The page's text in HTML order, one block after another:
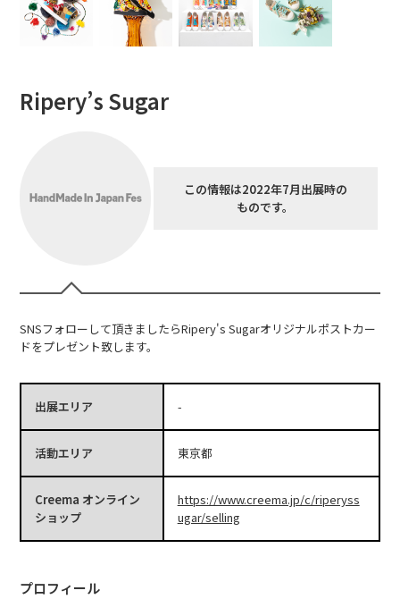
Ripery’s Sugar
この情報は2022年7月出展時の
ものです。
SNSフォローして頂きましたらRipery's Sugarオリジナルポストカー
ドをプレゼント致します。
出展エリア -
活動エリア 東京都
Creema オンライン
ショップ
https://www.creema.jp/c/riperyss
ugar/selling
プロフィール